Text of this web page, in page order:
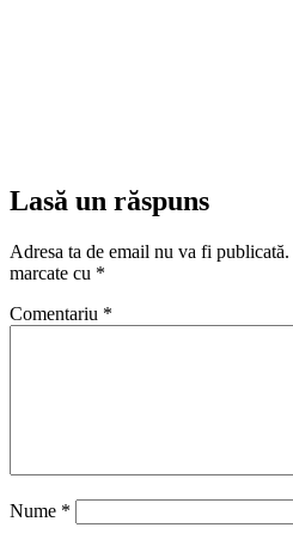
Lasă un răspuns
Adresa ta de email nu va fi publicată.
marcate cu *
Comentariu *
Nume *